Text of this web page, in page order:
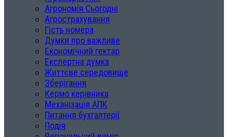
Агрономія Сьогодні
Агрострахування
Гість номера
Думки про важливе
Економічний гектар
Експертна думка
Життєве середовище
Зберігання
Кермо керівника
Механізація АПК
Питання бухгалтерії
Подія